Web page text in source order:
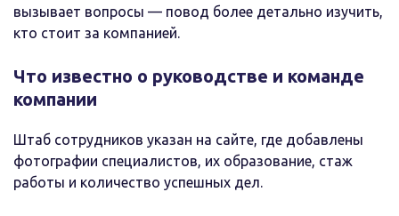
вызывает вопросы — повод более детально изучить,
кто стоит за компанией.
Что известно о руководстве и команде
компании
Штаб сотрудников указан на сайте, где добавлены
фотографии специалистов, их образование, стаж
работы и количество успешных дел.